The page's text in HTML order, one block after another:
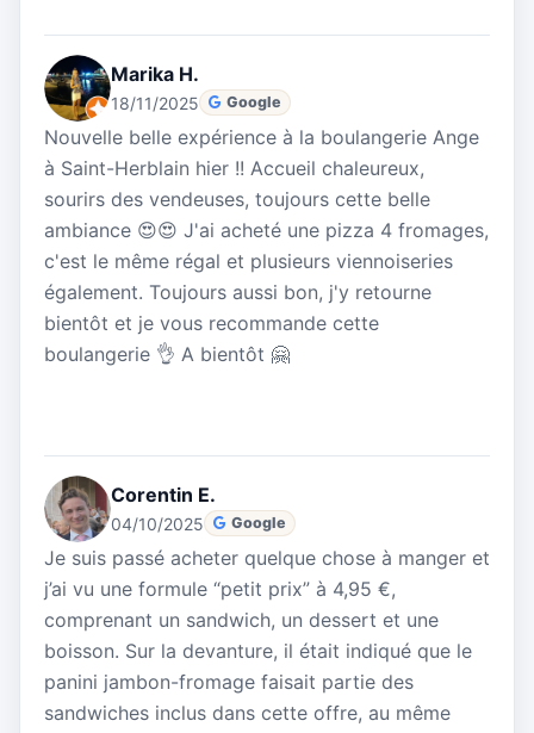
Marika H.
18/11/2025 Google
Nouvelle belle expérience à la boulangerie Ange
à Saint-Herblain hier !! Accueil chaleureux,
sourirs des vendeuses, toujours cette belle
ambiance 😍😍 J'ai acheté une pizza 4 fromages,
c'est le même régal et plusieurs viennoiseries
également. Toujours aussi bon, j'y retourne
bientôt et je vous recommande cette
boulangerie 👌 A bientôt 🤗
Corentin E.
04/10/2025 Google
Je suis passé acheter quelque chose à manger et
j’ai vu une formule “petit prix” à 4,95 €,
comprenant un sandwich, un dessert et une
boisson. Sur la devanture, il était indiqué que le
panini jambon-fromage faisait partie des
sandwiches inclus dans cette offre, au même